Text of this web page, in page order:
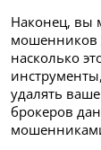
Наконец, вы
мошенников
насколько
удалять
брокеров